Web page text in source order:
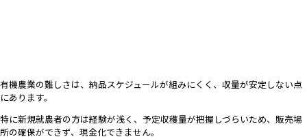
有機農業の難しさは、納品スケジュールが組みにくく、収量が安定しない点
にあります。
特に新規就農者の方は経験が浅く、予定収穫量が把握しづらいため、販売場
所の確保ができず、現金化できません。